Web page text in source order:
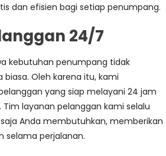
dan efisien bagi setiap penumpang.
24/7
kebutuhan penumpang tidak
Oleh karena itu, kami
yang siap melayani 24 jam
Tim layanan pelanggan kami selalu
Anda membutuhkan, memberikan
selama perjalanan.